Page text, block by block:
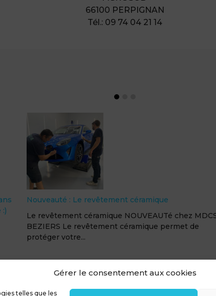
Gérer le consentement aux cookies
telles que les
66100 PERPIGNAN
Tél.: 09 74 04 21 14
De nouvelles spécialités chez MDCS Perpignan
De nouvelles spécialités chez MDCS Perpignan A
compter du mois de mai 2021, un deuxième
équipement d...
Mentions légales Contact